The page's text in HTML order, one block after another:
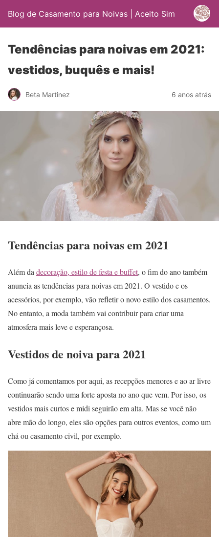
Blog de Casamento para Noivas | Aceito Sim
Tendências para noivas em 2021:
vestidos, buquês e mais!
Beta Martinez 6 anos atrás
Tendências para noivas em 2021
Além da decoração, estilo de festa e buffet, o fim do ano também
anuncia as tendências para noivas em 2021. O vestido e os
acessórios, por exemplo, vão refletir o novo estilo dos casamentos.
No entanto, a moda também vai contribuir para criar uma
atmosfera mais leve e esperançosa.
Vestidos de noiva para 2021
Como já comentamos por aqui, as recepções menores e ao ar livre
continuarão sendo uma forte aposta no ano que vem. Por isso, os
vestidos mais curtos e midi seguirão em alta. Mas se você não
abre mão do longo, eles são opções para outros eventos, como um
chá ou casamento civil, por exemplo.